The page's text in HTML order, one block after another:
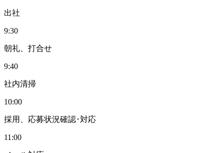
出社
9:30
朝礼、打合せ
9:40
社内清掃
10:00
採用、応募状況確認･対応
11:00